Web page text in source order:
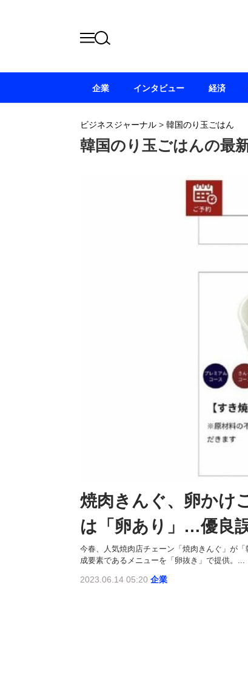
ビジネスジャーナル > 韓国のり玉ごはん
韓国のり玉ごはんの最
焼肉きんぐ、卵かけ
は「卵あり」…優良
今春、人気焼肉店チェーン「焼肉きんぐ」が
成要素であるメニューを「卵抜き」で提供。...
2023.06.14 05:20 企業
企業 インタビュー 経済